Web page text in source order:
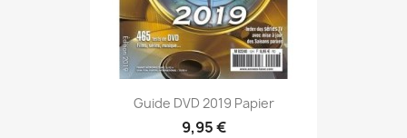
Guide DVD 2019 Papier
9,95 €